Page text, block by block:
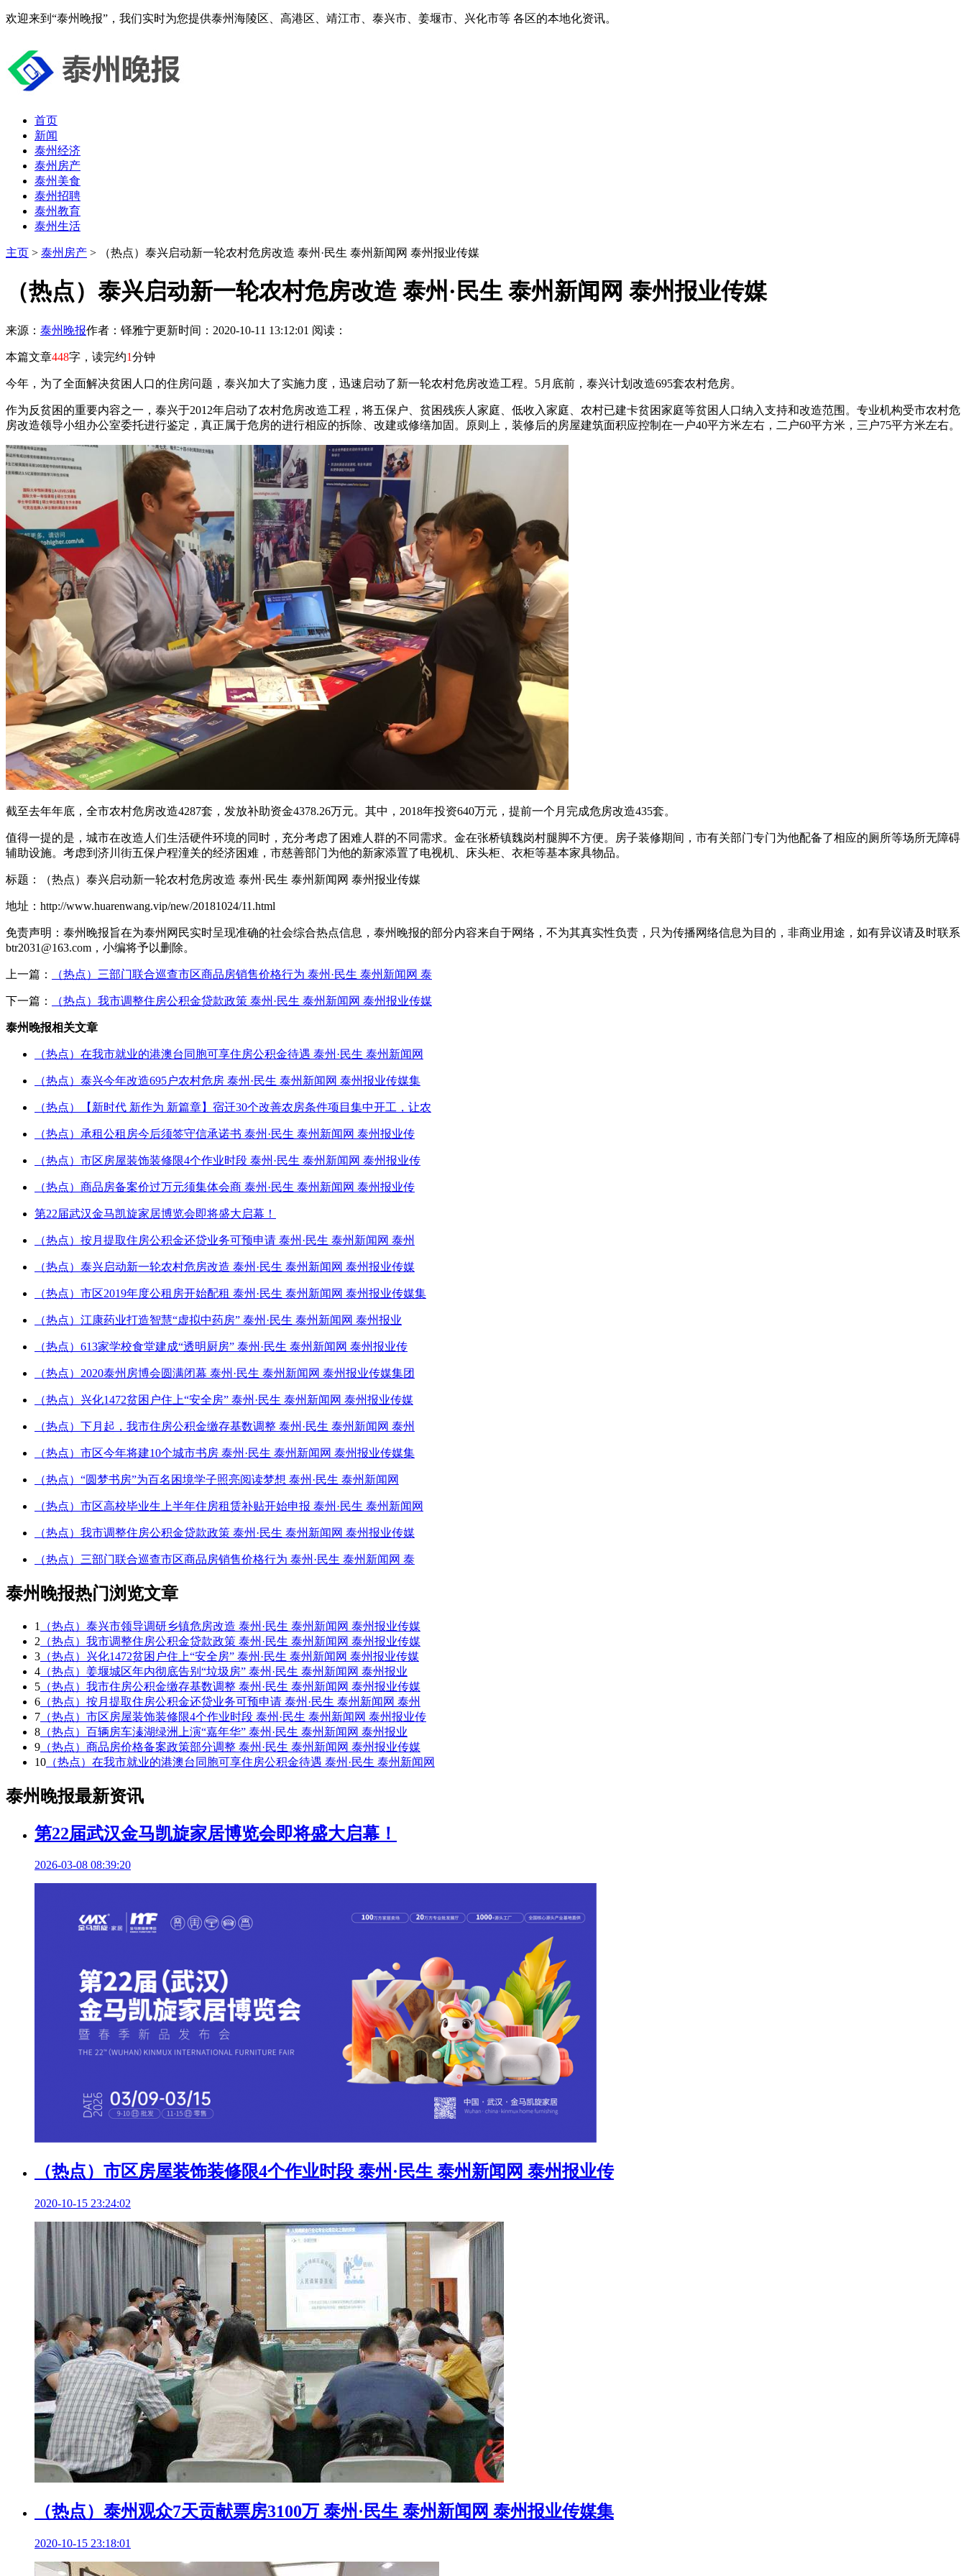
欢迎来到“泰州晚报”，我们实时为您提供泰州海陵区、高港区、靖江市、泰兴市、姜堰市、兴化市等 各区的本地化资讯。
首页
新闻
泰州经济
泰州房产
泰州美食
泰州招聘
泰州教育
泰州生活
主页 > 泰州房产 > （热点）泰兴启动新一轮农村危房改造 泰州·民生 泰州新闻网 泰州报业传媒
（热点）泰兴启动新一轮农村危房改造 泰州·民生 泰州新闻网 泰州报业传媒
来源： 泰州晚报作者：铎雅宁更新时间：2020-10-11 13:12:01 阅读：
本篇文章448字，读完约1分钟
今年，为了全面解决贫困人口的住房问题，泰兴加大了实施力度，迅速启动了新一轮农村危房改造工程。5月底前，泰兴计划改造695套农村危房。
作为反贫困的重要内容之一，泰兴于2012年启动了农村危房改造工程，将五保户、贫困残疾人家庭、低收入家庭、农村已建卡贫困家庭等贫困人口纳入支持和改造范围。专业机构受市农村危
房改造领导小组办公室委托进行鉴定，真正属于危房的进行相应的拆除、改建或修缮加固。原则上，装修后的房屋建筑面积应控制在一户40平方米左右，二户60平方米，三户75平方米左右。
截至去年年底，全市农村危房改造4287套，发放补助资金4378.26万元。其中，2018年投资640万元，提前一个月完成危房改造435套。
值得一提的是，城市在改造人们生活硬件环境的同时，充分考虑了困难人群的不同需求。金在张桥镇魏岗村腿脚不方便。房子装修期间，市有关部门专门为他配备了相应的厕所等场所无障碍
辅助设施。考虑到济川街五保户程潼关的经济困难，市慈善部门为他的新家添置了电视机、床头柜、衣柜等基本家具物品。
标题：（热点）泰兴启动新一轮农村危房改造 泰州·民生 泰州新闻网 泰州报业传媒
地址：http://www.huarenwang.vip/new/20181024/11.html
免责声明：泰州晚报旨在为泰州网民实时呈现准确的社会综合热点信息，泰州晚报的部分内容来自于网络，不为其真实性负责，只为传播网络信息为目的，非商业用途，如有异议请及时联系
btr2031@163.com，小编将予以删除。
上一篇： （热点）三部门联合巡查市区商品房销售价格行为 泰州·民生 泰州新闻网 泰
下一篇： （热点）我市调整住房公积金贷款政策 泰州·民生 泰州新闻网 泰州报业传媒
泰州晚报相关文章
（热点）在我市就业的港澳台同胞可享住房公积金待遇 泰州·民生 泰州新闻网
（热点）泰兴今年改造695户农村危房 泰州·民生 泰州新闻网 泰州报业传媒集
（热点）【新时代 新作为 新篇章】宿迁30个改善农房条件项目集中开工，让农
（热点）承租公租房今后须签守信承诺书 泰州·民生 泰州新闻网 泰州报业传
（热点）市区房屋装饰装修限4个作业时段 泰州·民生 泰州新闻网 泰州报业传
（热点）商品房备案价过万元须集体会商 泰州·民生 泰州新闻网 泰州报业传
第22届武汉金马凯旋家居博览会即将盛大启幕！
（热点）按月提取住房公积金还贷业务可预申请 泰州·民生 泰州新闻网 泰州
（热点）泰兴启动新一轮农村危房改造 泰州·民生 泰州新闻网 泰州报业传媒
（热点）市区2019年度公租房开始配租 泰州·民生 泰州新闻网 泰州报业传媒集
（热点）江康药业打造智慧“虚拟中药房” 泰州·民生 泰州新闻网 泰州报业
（热点）613家学校食堂建成“透明厨房” 泰州·民生 泰州新闻网 泰州报业传
（热点）2020泰州房博会圆满闭幕 泰州·民生 泰州新闻网 泰州报业传媒集团
（热点）兴化1472贫困户住上“安全房” 泰州·民生 泰州新闻网 泰州报业传媒
（热点）下月起，我市住房公积金缴存基数调整 泰州·民生 泰州新闻网 泰州
（热点）市区今年将建10个城市书房 泰州·民生 泰州新闻网 泰州报业传媒集
（热点）“圆梦书房”为百名困境学子照亮阅读梦想 泰州·民生 泰州新闻网
（热点）市区高校毕业生上半年住房租赁补贴开始申报 泰州·民生 泰州新闻网
（热点）我市调整住房公积金贷款政策 泰州·民生 泰州新闻网 泰州报业传媒
（热点）三部门联合巡查市区商品房销售价格行为 泰州·民生 泰州新闻网 泰
泰州晚报热门浏览文章
1
（热点）泰兴市领导调研乡镇危房改造 泰州·民生 泰州新闻网 泰州报业传媒
2 （热点）我市调整住房公积金贷款政策 泰州·民生 泰州新闻网 泰州报业传媒
3 （热点）兴化1472贫困户住上“安全房” 泰州·民生 泰州新闻网 泰州报业传媒
4 （热点）姜堰城区年内彻底告别“垃圾房” 泰州·民生 泰州新闻网 泰州报业
5 （热点）我市住房公积金缴存基数调整 泰州·民生 泰州新闻网 泰州报业传媒
6 （热点）按月提取住房公积金还贷业务可预申请 泰州·民生 泰州新闻网 泰州
7 （热点）市区房屋装饰装修限4个作业时段 泰州·民生 泰州新闻网 泰州报业传
8 （热点）百辆房车溱湖绿洲上演“嘉年华” 泰州·民生 泰州新闻网 泰州报业
9 （热点）商品房价格备案政策部分调整 泰州·民生 泰州新闻网 泰州报业传媒
10 （热点）在我市就业的港澳台同胞可享住房公积金待遇 泰州·民生 泰州新闻网
泰州晚报最新资讯
第22届武汉金马凯旋家居博览会即将盛大启幕！
2026-03-08 08:39:20
（热点）市区房屋装饰装修限4个作业时段 泰州·民生 泰州新闻网 泰州报业传
2020-10-15 23:24:02
（热点）泰州观众7天贡献票房3100万 泰州·民生 泰州新闻网 泰州报业传媒集
2020-10-15 23:18:01